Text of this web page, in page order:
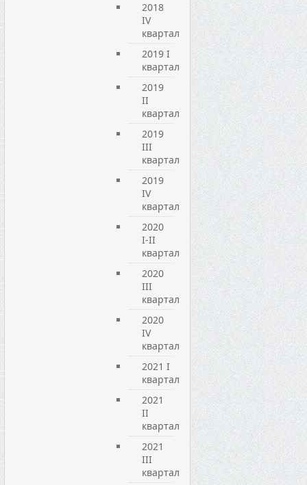
2018
IV
квартал
2019 I
квартал
2019
ІI
квартал
2019
ІIІ
квартал
2019
IV
квартал
2020
I-II
квартал
2020
III
квартал
2020
IV
квартал
2021 I
квартал
2021
ІІ
квартал
2021
ІІІ
квартал